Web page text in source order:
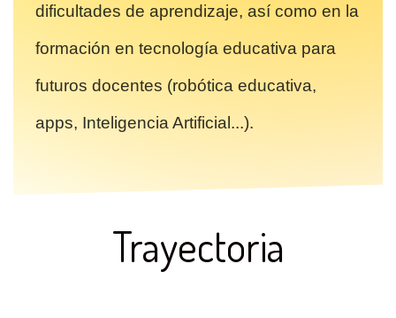
dificultades de aprendizaje, así como en la
formación en tecnología educativa para
futuros docentes (robótica educativa,
apps, Inteligencia Artificial...).
Trayectoria